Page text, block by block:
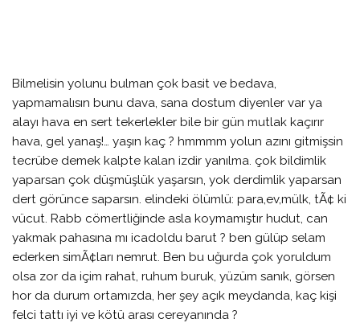
Bilmelisin yolunu bulman çok basit ve bedava,
yapmamalısın bunu dava, sana dostum diyenler var ya
alayı hava en sert tekerlekler bile bir gün mutlak kaçırır
hava, gel yanaş!… yaşın kaç ? hmmmm yolun azını gitmişsin
tecrübe demek kalpte kalan izdir yanılma. çok bildimlik
yaparsan çok düşmüşlük yaşarsın, yok derdimlik yaparsan
dert görünce saparsın. elindeki ölümlü: para,ev,mülk, tÃ¢ ki
vücut. Rabb cömertliğinde asla koymamıştır hudut, can
yakmak pahasına mı icadoldu barut ? ben gülüp selam
ederken simÃ¢ları nemrut. Ben bu uğurda çok yoruldum
olsa zor da içim rahat, ruhum buruk, yüzüm sanık, görsen
hor da durum ortamızda, her şey açık meydanda, kaç kişi
felci tattı iyi ve kötü arası cereyanında ?